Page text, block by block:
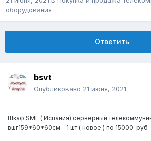
оборудования
Ответить
bsvt
Опубликовано 21 июня, 2021
Шкаф SME ( Испания) серверный
вшг159*60*60см - 1 шт ( новое ) по 15000 руб